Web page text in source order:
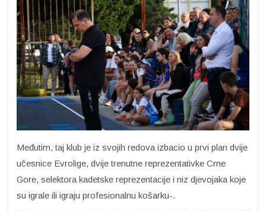
Međutim, taj klub je iz svojih redova izbacio u prvi plan dvije
učesnice Evrolige, dvije trenutne reprezentativke Crne
Gore, selektora kadetske reprezentacije i niz djevojaka koje
su igrale ili igraju profesionalnu košarku-.